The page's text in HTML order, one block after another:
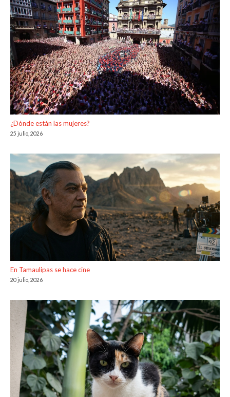
¿Dónde están las mujeres?
25 julio, 2026
En Tamaulipas se hace cine
20 julio, 2026